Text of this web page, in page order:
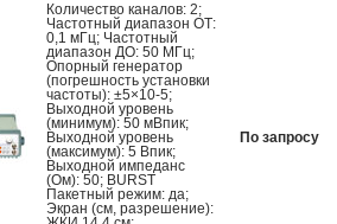
Количество каналов: 2;
Частотный диапазон ОТ:
0,1 мГц; Частотный
диапазон ДО: 50 МГц;
Опорный генератор
(погрешность установки
частоты): ±5×10-5;
Выходной уровень
(минимум): 50 мВпик;
Выходной уровень
(максимум): 5 Впик;
Выходной импеданс
(Ом): 50; BURST
Пакетный режим: да;
Экран (см, разрешение):
По запросу